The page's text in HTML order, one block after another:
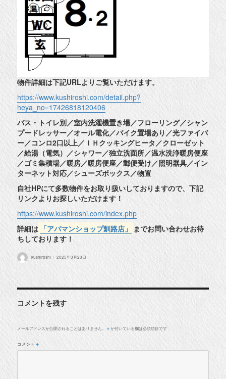
物件詳細は下記URLよりご覧いただけます。
https://www.kushiroshi.com/detail.php?
heya_no=17426818120406
バス・トイレ別／室内洗濯機置き場／フローリング／シャン
プードレッサー／オール電化／バイク置場あり／光ファイバ
ー／コンロ2口以上／ＩＨクッキングヒータ／クローゼット
／給湯（電気）／シャワー／独立洗面所／温水洗浄暖房便座
／ゴミ集積場／暖房／暖房便座／郵便受け／照明器具／イン
ターネット対応／シューズボックス／物置
自社HPにて多数物件をお取り扱いしておりますので、下記
リンクよりお探しいただけます！
https://www.kushiroshi.com/index.php
詳細は 「アパマンショップ釧路店」 までお問い合わせお待
ちしております！
投
kushiroshi
投
2025年3月23日
コメントを残す
メールアドレスが公開されることはありません。 ※ が付いている欄は必須項目です
コメント ※